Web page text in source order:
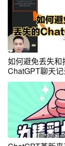
如何避免丢失和
ChatGPT聊天